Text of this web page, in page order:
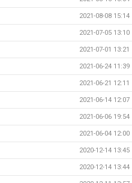
2021-08-08 15:14
2021-07-05 13:10
2021-07-01 13:21
2021-06-24 11:39
2021-06-21 12:11
2021-06-14 12:07
2021-06-06 19:54
2021-06-04 12:00
2020-12-14 13:45
2020-12-14 13:44